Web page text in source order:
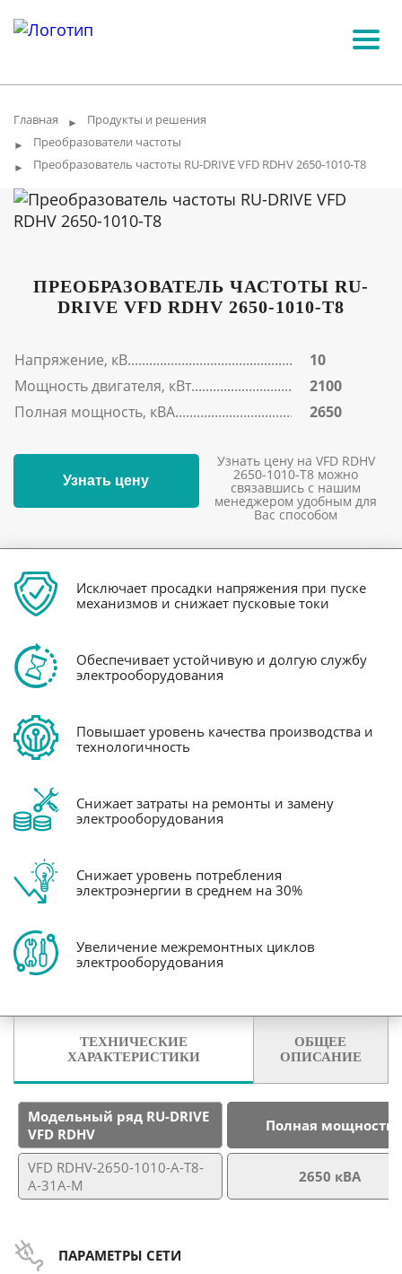
Главная ► Продукты и решения
► Преобразователи частоты
► Преобразователь частоты RU-DRIVE VFD RDHV 2650-1010-T8
ПРЕОБРАЗОВАТЕЛЬ ЧАСТОТЫ RU-
DRIVE VFD RDHV 2650-1010-T8
Напряжение, кВ
10
Мощность двигателя, кВт
2100
Полная мощность, кВА
2650
Узнать цену
Узнать цену на VFD RDHV
2650-1010-T8 можно
связавшись с нашим
менеджером удобным для
Вас способом
Исключает просадки напряжения при пуске
механизмов и снижает пусковые токи
Обеспечивает устойчивую и долгую службу
электрооборудования
Повышает уровень качества производства и
технологичность
Снижает затраты на ремонты и замену
электрооборудования
Снижает уровень потребления
электроэнергии в среднем на 30%
Увеличение межремонтных циклов
электрооборудования
ТЕХНИЧЕСКИЕ
ХАРАКТЕРИСТИКИ
ОБЩЕЕ
ОПИСАНИЕ
Модельный ряд RU-DRIVE
VFD RDHV
Полная мощность
VFD RDHV-2650-1010-A-T8-
A-31A-M
2650 кВА
ПАРАМЕТРЫ СЕТИ